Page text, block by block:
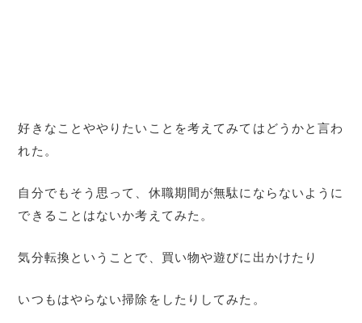
好きなことややりたいことを考えてみてはどうかと言わ
れた。
自分でもそう思って、休職期間が無駄にならないように
できることはないか考えてみた。
気分転換ということで、買い物や遊びに出かけたり
いつもはやらない掃除をしたりしてみた。